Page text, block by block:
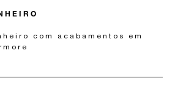
com acabamentos em